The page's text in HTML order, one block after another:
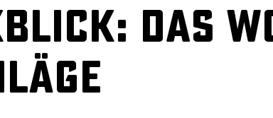
Das